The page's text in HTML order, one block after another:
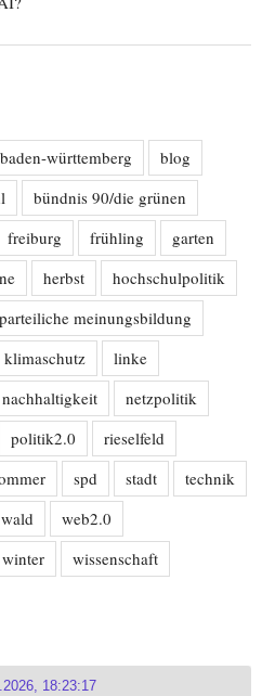
baden-württemberg
blog
bündnis 90/die grünen
freiburg frühling
garten
herbst
hochschulpolitik
meinungsbildung
klimaschutz
linke
nachhaltigkeit
netzpolitik
politik2.0
rieselfeld
spd stadt
technik
wald
web2.0
winter wissenschaft
18:23:17